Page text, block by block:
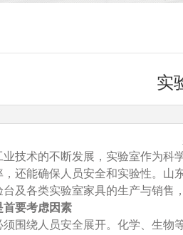
实
业技术的不断发展，实验室作为
，还能确保人员安全和实验性。山
台及各类实验室家具的生产与销售
首要考虑因素
须围绕人员安全展开。化学、生物